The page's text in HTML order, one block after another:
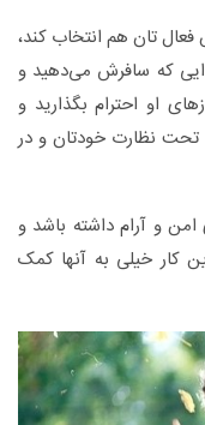
تان هم انتخاب کند،
که سافرش می‌دهید و
او احترام بگذارید و
تحت نظارت خودتان و در
و آرام داشته باشد و
کار خیلی به آنها کمک